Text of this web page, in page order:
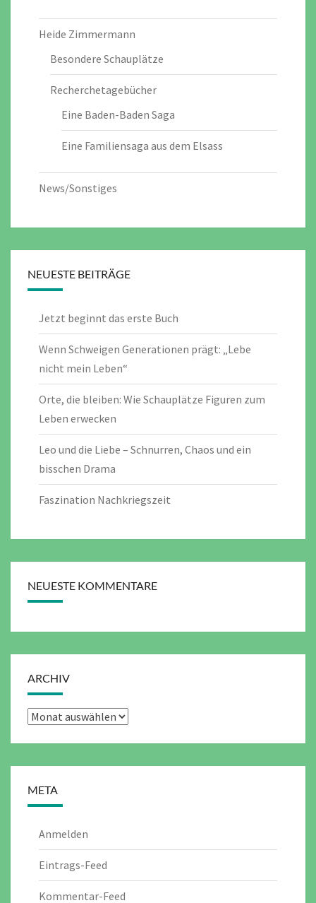
Heide Zimmermann
Besondere Schauplätze
Recherchetagebücher
Eine Baden-Baden Saga
Eine Familiensaga aus dem Elsass
News/Sonstiges
NEUESTE BEITRÄGE
Jetzt beginnt das erste Buch
Wenn Schweigen Generationen prägt: „Lebe
nicht mein Leben“
Orte, die bleiben: Wie Schauplätze Figuren zum
Leben erwecken
Leo und die Liebe – Schnurren, Chaos und ein
bisschen Drama
Faszination Nachkriegszeit
NEUESTE KOMMENTARE
ARCHIV
Archiv
META
Anmelden
Eintrags-Feed
Kommentar-Feed